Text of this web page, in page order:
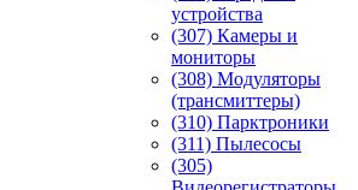
устройства
(307) Камеры и
мониторы
(308) Модуляторы
(трансмиттеры)
(310) Парктроники
(311) Пылесосы
(305)